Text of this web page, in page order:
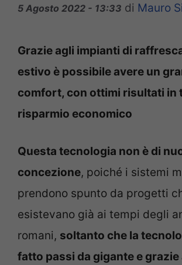
5 Agosto 2022 - 13:33 di Mauro
Grazie agli impianti di
estivo è possibile avere un
comfort, con ottimi risultati in
risparmio economico
Questa tecnologia non è di
concezione, poiché i sistemi
prendono spunto da progetti
esistevano già ai tempi degli
romani, soltanto che la
fatto passi da gigante e grazie